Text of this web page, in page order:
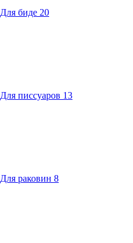
Для биде 20
Для писсуаров 13
Для раковин 8